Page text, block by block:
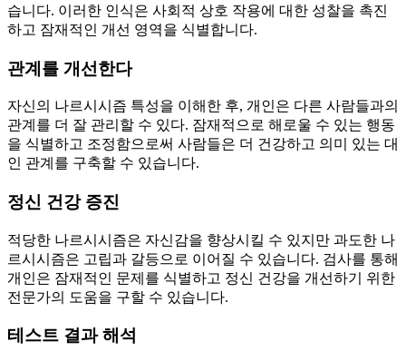
습니다. 이러한 인식은 사회적 상호 작용에 대한 성찰을 촉진
하고 잠재적인 개선 영역을 식별합니다.
관계를 개선한다
자신의 나르시시즘 특성을 이해한 후, 개인은 다른 사람들과의
관계를 더 잘 관리할 수 있다. 잠재적으로 해로울 수 있는 행동
을 식별하고 조정함으로써 사람들은 더 건강하고 의미 있는 대
인 관계를 구축할 수 있습니다.
정신 건강 증진
적당한 나르시시즘은 자신감을 향상시킬 수 있지만 과도한 나
르시시즘은 고립과 갈등으로 이어질 수 있습니다. 검사를 통해
개인은 잠재적인 문제를 식별하고 정신 건강을 개선하기 위한
전문가의 도움을 구할 수 있습니다.
테스트 결과 해석